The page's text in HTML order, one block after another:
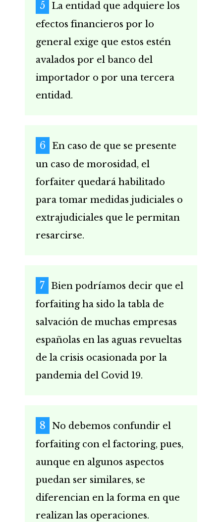
La entidad que adquiere los
efectos financieros por lo
general exige que estos estén
avalados por el banco del
importador o por una tercera
entidad.
En caso de que se presente
un caso de morosidad, el
forfaiter quedará habilitado
para tomar medidas judiciales o
extrajudiciales que le permitan
resarcirse.
Bien podríamos decir que el
forfaiting ha sido la tabla de
salvación de muchas empresas
españolas en las aguas revueltas
de la crisis ocasionada por la
pandemia del Covid 19.
No debemos confundir el
forfaiting con el factoring, pues,
aunque en algunos aspectos
puedan ser similares, se
diferencian en la forma en que
realizan las operaciones.